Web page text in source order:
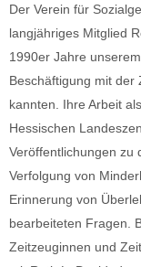
Der Verein für
langjähriges Mitglied
1990er Jahre
Beschäftigung mit der
kannten. Ihre Arbeit
Hessischen
Veröffentlichungen zu
Verfolgung von
Erinnerung von
bearbeiteten Fragen.
Zeitzeuginnen und